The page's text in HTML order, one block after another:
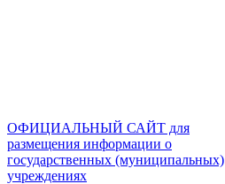
ОФИЦИАЛЬНЫЙ САЙТ для
размещения информации о
государственных (муниципальных)
учреждениях